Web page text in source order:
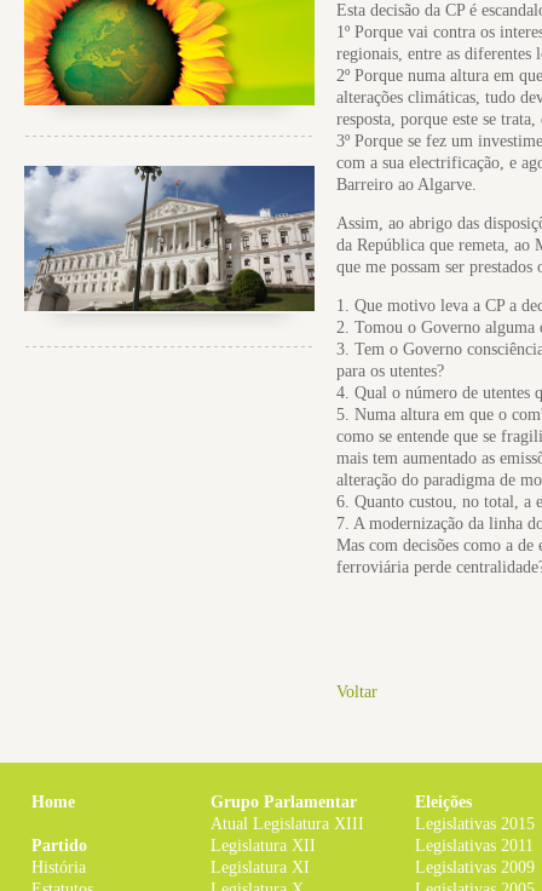
Esta decisão da CP é
1º Porque vai contra os
regionais, entre as diferentes
2º Porque numa altura em
alterações climáticas, tudo
resposta, porque este se
3º Porque se fez um
com a sua electrificação, e
Barreiro ao Algarve.
Assim, ao abrigo das
da República que remeta,
que me possam ser prestados
1. Que motivo leva a CP a
2. Tomou o Governo alguma
3. Tem o Governo
para os utentes?
4. Qual o número de utentes
5. Numa altura em que o
como se entende que se
mais tem aumentado as
alteração do paradigma de
6. Quanto custou, no total, a
7. A modernização da linha
Mas com decisões como a
ferroviária perde
Voltar
Home
Partido
História
Grupo Parlamentar
Atual Legislatura XIII
Legislatura XII
Legislatura XI
Eleições
Legislativas 2015
Legislativas 2011
Legislativas 2009